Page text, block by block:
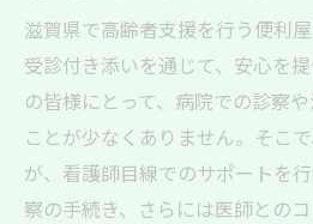
滋賀県で高齢者支援を行う便利
受診付き添いを通じて、安心を
の皆様にとって、病院での診察
ことが少なくありません。そこ
が、看護師目線でのサポートを
察の手続き、さらには医師との